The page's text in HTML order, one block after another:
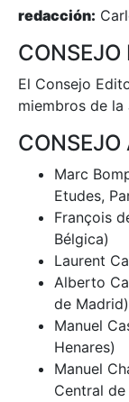
redacción:
CONSEJO
El Consejo
miembros de la
CONSEJO
Marc
Etudes,
François
Bélgica)
Laurent
Alberto
de Madrid)
Manuel
Henares)
Manuel
Central